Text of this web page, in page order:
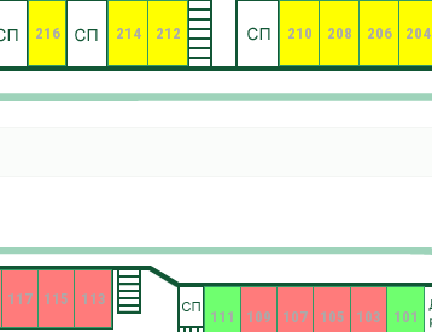
204
206
208
210
212
214
216
101
103
105
107
109
111
113
115
117